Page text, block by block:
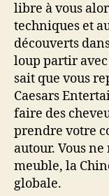
libre à vous
techniques et
découverts
loup partir avec
sait que vous
Caesars
faire des
prendre votre
autour. Vous
meuble, la
globale.